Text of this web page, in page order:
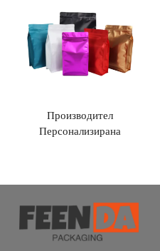
Производител
Персонализирана